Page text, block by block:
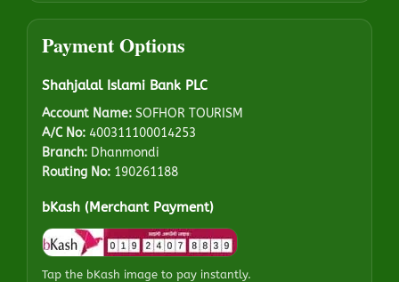
Payment Options
Shahjalal Islami Bank PLC
Account Name: SOFHOR TOURISM
A/C No: 400311100014253
Branch: Dhanmondi
Routing No: 190261188
bKash (Merchant Payment)
Tap the bKash image to pay instantly.